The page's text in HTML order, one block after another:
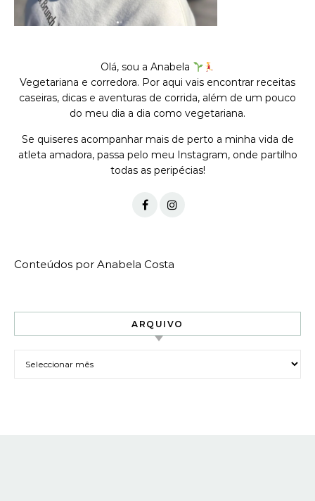
Olá, sou a Anabela
Vegetariana e corredora. Por aqui vais encontrar receitas
caseiras, dicas e aventuras de corrida, além de um pouco
do meu dia a dia como vegetariana.
Se quiseres acompanhar mais de perto a minha vida de
atleta amadora, passa pelo meu Instagram, onde partilho
todas as peripécias!
Conteúdos por Anabela Costa
ARQUIVO